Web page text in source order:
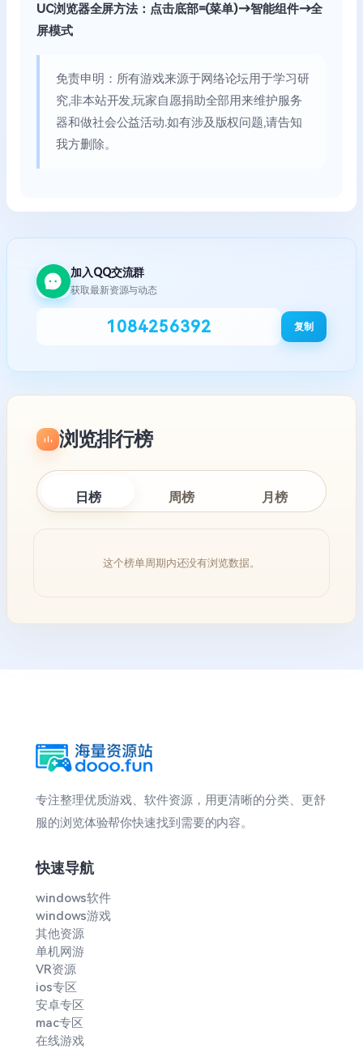
UC浏览器全屏方法：点击底部=(菜单)→智能组件→全
屏模式
免责申明：所有游戏来源于网络论坛用于学习研
究,非本站开发,玩家自愿捐助全部用来维护服务
器和做社会公益活动.如有涉及版权问题,请告知
我方删除。
加入QQ交流群
获取最新资源与动态
1084256392 复制
浏览排行榜
日榜 周榜 月榜
这个榜单周期内还没有浏览数据。
专注整理优质游戏、软件资源，用更清晰的分类、更舒
服的浏览体验帮你快速找到需要的内容。
快速导航
windows软件
windows游戏
其他资源
单机网游
VR资源
ios专区
安卓专区
mac专区
在线游戏